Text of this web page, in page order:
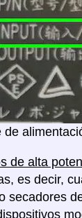
de
de alta
es decir,
secadores